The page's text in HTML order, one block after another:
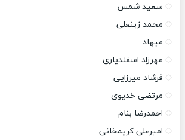
سعید شمس
محمد زینعلی
میهاد
مهرزاد اسفندیاری
فرشاد میرزایی
مرتضی خدیوی
احمدرضا بنام
امیرعلی کریمخانی